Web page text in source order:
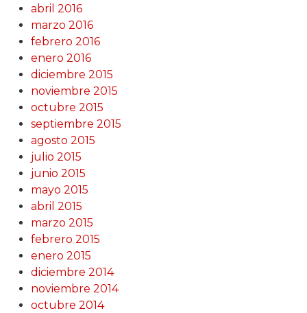
abril 2016
marzo 2016
febrero 2016
enero 2016
diciembre 2015
noviembre 2015
octubre 2015
septiembre 2015
agosto 2015
julio 2015
junio 2015
mayo 2015
abril 2015
marzo 2015
febrero 2015
enero 2015
diciembre 2014
noviembre 2014
octubre 2014